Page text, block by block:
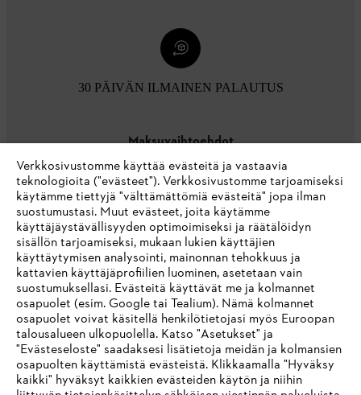
30 PÄIVÄN ILMAINEN PALAUTUS
Maksuvaihtoehdot
Yritys
STIHL FAQ
Verkkosivustomme käyttää evästeitä ja vastaavia
teknologioita ("evästeet"). Verkkosivustomme tarjoamiseksi
käytämme tiettyjä "välttämättömiä evästeitä" jopa ilman
suostumustasi. Muut evästeet, joita käytämme
käyttäjäystävällisyyden optimoimiseksi ja räätälöidyn
sisällön tarjoamiseksi, mukaan lukien käyttäjien
käyttäytymisen analysointi, mainonnan tehokkuus ja
kattavien käyttäjäprofiilien luominen, asetetaan vain
suostumuksellasi. Evästeitä käyttävät me ja kolmannet
osapuolet (esim. Google tai Tealium). Nämä kolmannet
osapuolet voivat käsitellä henkilötietojasi myös Euroopan
talousalueen ulkopuolella. Katso "Asetukset" ja
"Evästeseloste" saadaksesi lisätietoja meidän ja kolmansien
osapuolten käyttämistä evästeistä. Klikkaamalla "Hyväksy
kaikki" hyväksyt kaikkien evästeiden käytön ja niihin